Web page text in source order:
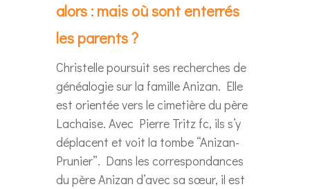
alors : mais où sont enterrés
les parents ?
Christelle poursuit ses recherches de
généalogie sur la famille Anizan. Elle
est orientée vers le cimetière du père
Lachaise. Avec Pierre Tritz fc, ils s’y
déplacent et voit la tombe “Anizan-
Prunier”. Dans les correspondances
du père Anizan d’avec sa sœur, il est